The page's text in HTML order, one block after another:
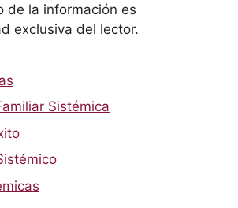
de la información es
exclusiva del lector.
Sistémica